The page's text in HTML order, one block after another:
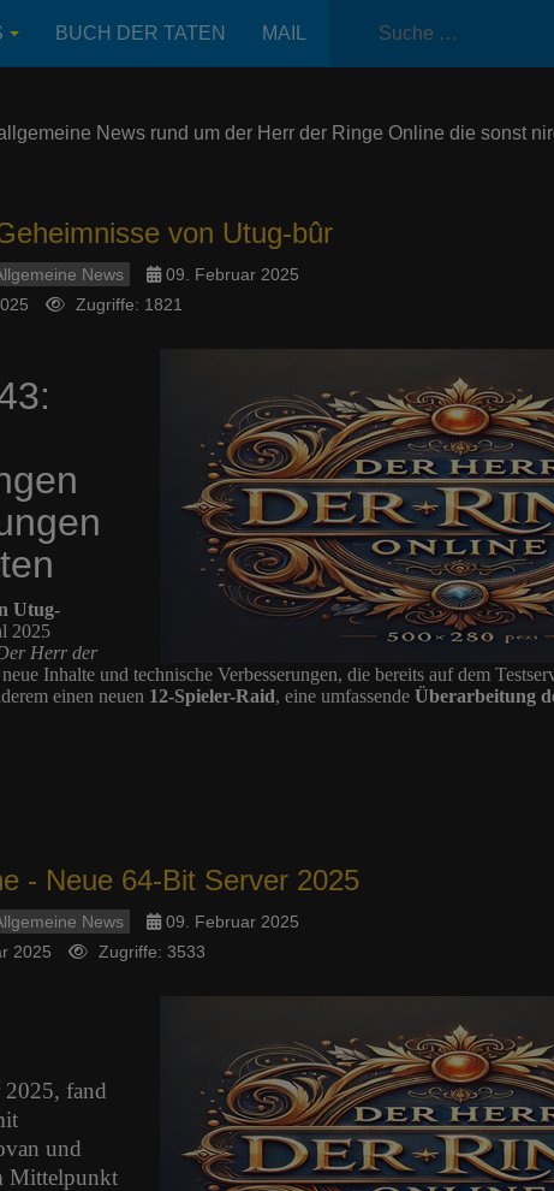
BUCH DER TATEN MAIL
News rund um der Herr der Ringe Online die sonst
von Utug-bûr
News
09. Februar 2025
Zugriffe: 1821
Utug-
2025
Herr der
Inhalte und technische Verbesserungen, die bereits auf dem
einen neuen 12-Spieler-Raid, eine umfassende Überarbeitung
- Neue 64-Bit Server 2025
News
09. Februar 2025
2025
Zugriffe: 3533
2025, fand
und
Mittelpunkt